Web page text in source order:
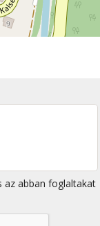
abban foglaltakat